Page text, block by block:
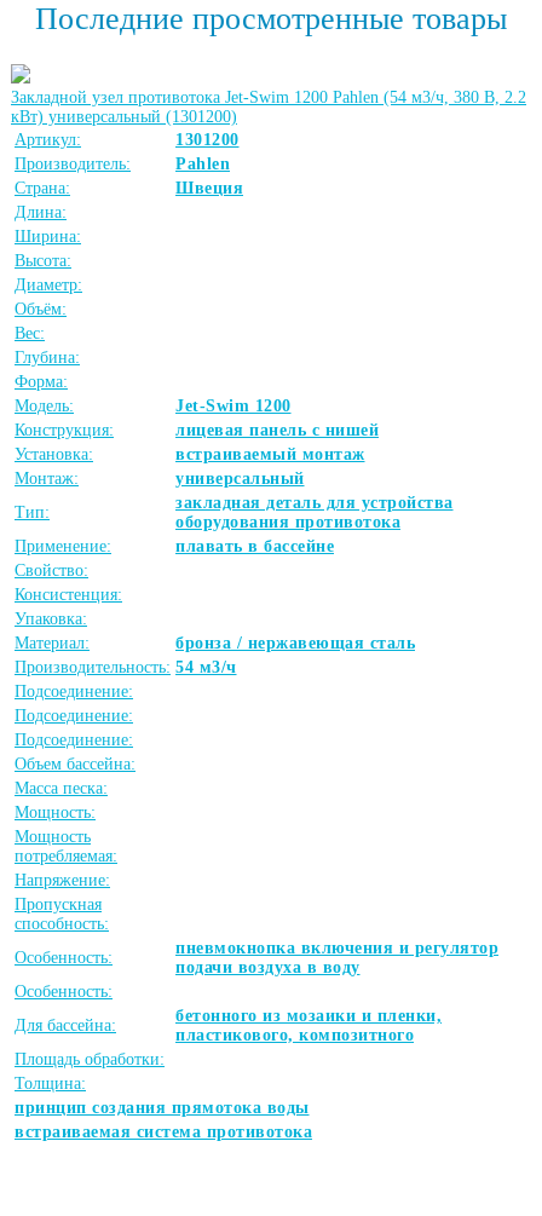
Последние просмотренные товары
Закладной узел противотока Jet-Swim 1200 Pahlen (54 м3/ч, 380 В, 2.2
кВт) универсальный (1301200)
Артикул:
1301200
Производитель:
Pahlen
Страна:
Швеция
Длина:
Ширина:
Высота:
Диаметр:
Объём:
Вес:
Глубина:
Форма:
Модель:
Jet-Swim 1200
Конструкция:
лицевая панель с нишей
Установка:
встраиваемый монтаж
Монтаж:
универсальный
Тип:
закладная деталь для устройства
оборудования противотока
Применение:
плавать в бассейне
Свойство:
Консистенция:
Упаковка:
Материал:
бронза / нержавеющая сталь
Производительность: 54 м3/ч
Подсоединение:
Подсоединение:
Подсоединение:
Объем бассейна:
Масса песка:
Мощность:
Мощность
потребляемая:
Напряжение:
Пропускная
способность:
Особенность:
пневмокнопка включения и регулятор
подачи воздуха в воду
Особенность:
Для бассейна:
бетонного из мозаики и пленки,
пластикового, композитного
Площадь обработки:
Толщина:
принцип создания прямотока воды
встраиваемая система противотока